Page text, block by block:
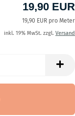
19,90 EUR
19,90 EUR pro Meter
inkl. 19% MwSt. zzgl. Versand